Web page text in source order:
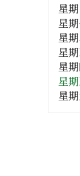
星
星
星
星
星
星
星